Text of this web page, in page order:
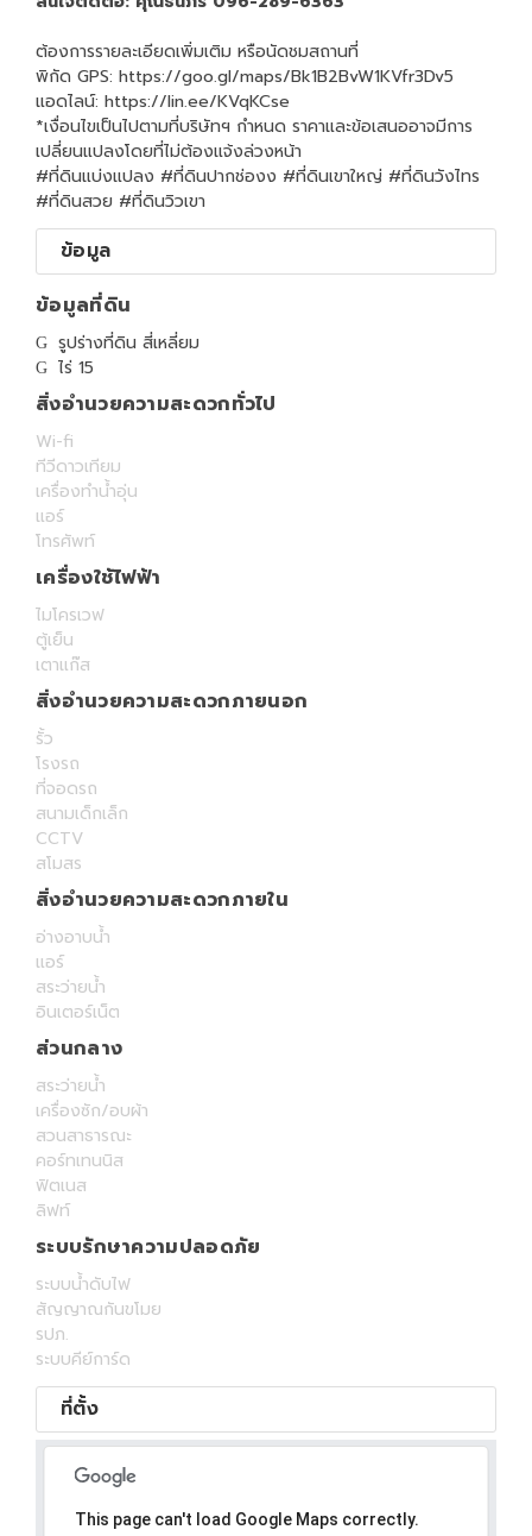
ต้องการรายละเอียดเพิ่มเติม หรือนัดชมสถานที่
พิกัด GPS: https://goo.gl/maps/Bk1B2BvW1KVfr3Dv5
แอดไลน์: https://lin.ee/KVqKCse
*เงื่อนไขเป็นไปตามที่บริษัทฯ กำหนด ราคาและข้อเสนออาจมีการ
เปลี่ยนแปลงโดยที่ไม่ต้องแจ้งล่วงหน้า
#ที่ดินแบ่งแปลง #ที่ดินปากช่องง #ที่ดินเขาใหญ่ #ที่ดินวังไทร
#ที่ดินสวย #ที่ดินวิวเขา
ข้อมูล
ข้อมูลที่ดิน
รูปร่างที่ดิน สี่เหลี่ยม
ไร่ 15
สิ่งอำนวยความสะดวกทั่วไป
Wi-fi
ทีวีดาวเทียม
เครื่องทำน้ำอุ่น
แอร์
โทรศัพท์
เครื่องใช้ไฟฟ้า
ไมโครเวฟ
ตู้เย็น
เตาแก๊ส
สิ่งอำนวยความสะดวกภายนอก
รั้ว
โรงรถ
ที่จอดรถ
สนามเด็กเล็ก
CCTV
สโมสร
สิ่งอำนวยความสะดวกภายใน
อ่างอาบน้ำ
แอร์
สระว่ายน้ำ
อินเตอร์เน็ต
ส่วนกลาง
สระว่ายน้ำ
เครื่องซัก/อบผ้า
สวนสาธารณะ
คอร์ทเทนนิส
ฟิตเนส
ลิฟท์
ระบบรักษาความปลอดภัย
ระบบน้ำดับไฟ
สัญญาณกันขโมย
รปภ.
ระบบคีย์การ์ด
ที่ตั้ง
This page can't load Google Maps correctly.